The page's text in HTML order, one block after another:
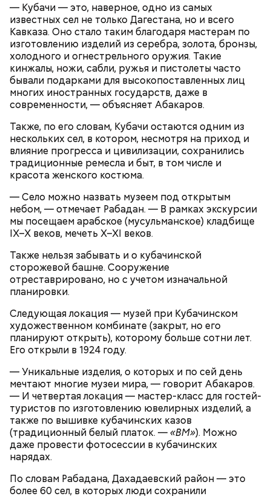
— Кубачи — это, наверное, одно из самых
известных сел не только Дагестана, но и всего
Кавказа. Оно стало таким благодаря мастерам по
изготовлению изделий из серебра, золота, бронзы,
холодного и огнестрельного оружия. Такие
кинжалы, ножи, сабли, ружья и пистолеты часто
бывали подарками для высокопоставленных лиц
многих иностранных государств, даже в
современности, — объясняет Абакаров.
Также, по его словам, Кубачи остаются одним из
нескольких сел, в котором, несмотря на приход и
влияние прогресса и цивилизации, сохранились
традиционные ремесла и быт, в том числе и
красота женского костюма.
— Село можно назвать музеем под открытым
небом, — отмечает Рабадан. — В рамках экскурсии
мы посещаем арабское (мусульманское) кладбище
IX–X веков, мечеть X–XI веков.
Также нельзя забывать и о кубачинской
сторожевой башне. Сооружение
отреставрировано, но с учетом изначальной
планировки.
Следующая локация — музей при Кубачинском
художественном комбинате (закрыт, но его
планируют открыть), которому больше сотни лет.
Его открыли в 1924 году.
— Уникальные изделия, о которых и по сей день
мечтают многие музеи мира, — говорит Абакаров.
— И четвертая локация — мастер-класс для гостей-
туристов по изготовлению ювелирных изделий, а
также по вышивке кубачинских казов
(традиционный белый платок. —«ВМ»). Можно
даже провести фотосессии в кубачинских
нарядах.
По словам Рабадана, Дахадаевский район — это
более 60 сел, в которых люди сохранили
Ингредиенты:
кабачок;
лук;
растительное масло;
соль, перец по вкусу;
свежий базилик;
сливки жирностью 20 процентов.
При выборе дыни эксперт посоветовала
ориентироваться на запах:
— Она должна приятно пахнуть. Если дыня не
пахнет, значит, ее созревание ускорили или
сорвали недозревшей. Она может быть мягкой, но
будет безвкусной.